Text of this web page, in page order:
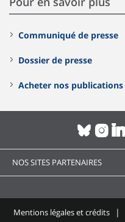
Communiqué de presse
Dossier de presse
Acheter nos publications
NOS SITES PARTENAIRES
Mentions légales et crédits